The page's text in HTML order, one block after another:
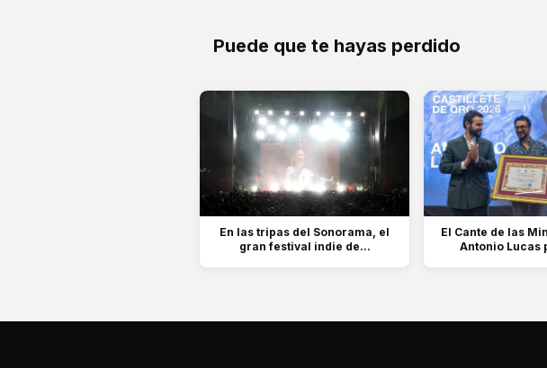
Puede que te hayas perdido
En las tripas del Sonorama, el
gran festival indie de...
El Cante de las
Antonio Lucas